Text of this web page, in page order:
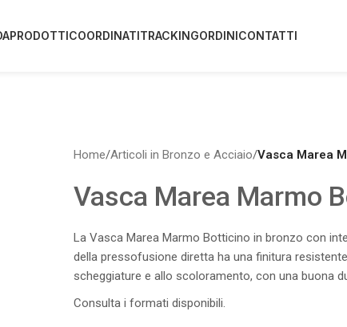
PRODOTTICOORDINATITRACKINGORDINICONTATTI
Home/Articoli in Bronzo e Acciaio/Vasca Marea
Vasca Marea Marmo
La Vasca Marea Marmo Botticino in bronzo con
della pressofusione diretta ha una finitura
scheggiature e allo scoloramento, con una buona
Consulta i formati disponibili.